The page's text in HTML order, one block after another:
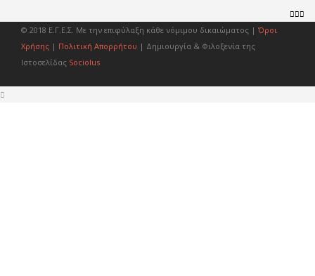
© 2018 Ε.Γ.Ε.Σ. Με την επιφύλαξη κάθε νόμιμου δικαιώματος | Όροι
Χρήσης | Πολιτική Απορρήτου | Δημιουργία & Φιλοξενία της
Ιστοσελίδας Sociolus